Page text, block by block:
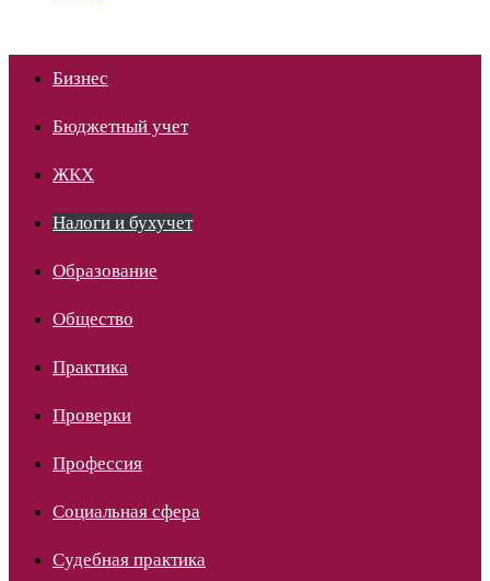
Бизнес
Бюджетный учет
ЖКХ
Налоги и бухучет
Образование
Общество
Практика
Проверки
Профессия
Социальная сфера
Судебная практика